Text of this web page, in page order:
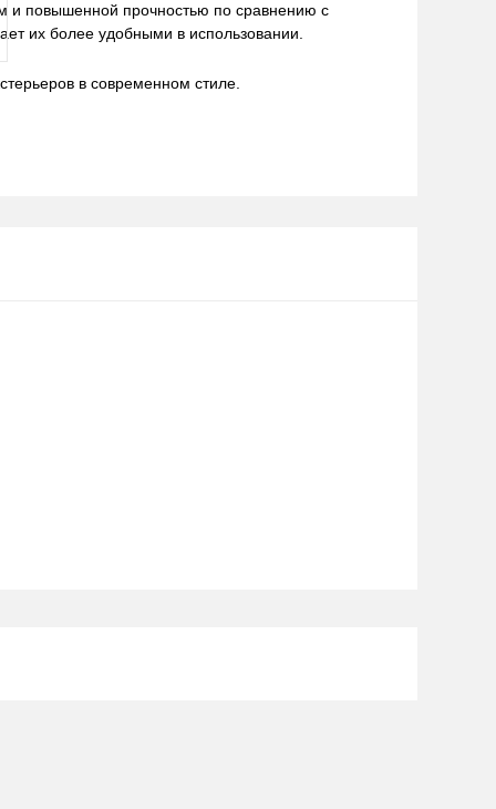
и повышенной прочностью по сравнению с
их более удобными в использовании.
в современном стиле.